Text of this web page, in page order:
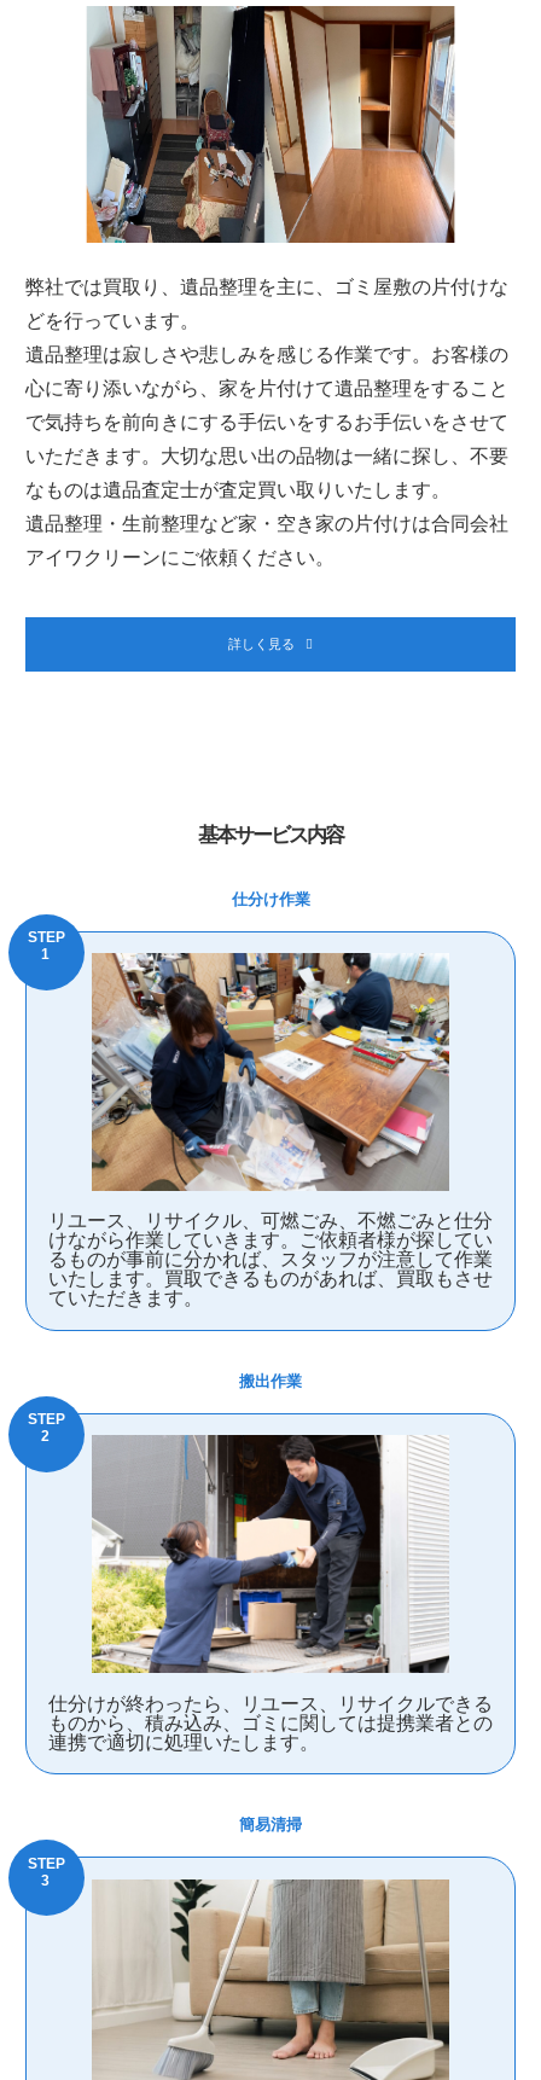
弊社では買取り、遺品整理を主に、ゴミ屋敷の片付けな
どを行っています。
遺品整理は寂しさや悲しみを感じる作業です。お客様の
心に寄り添いながら、家を片付けて遺品整理をすること
で気持ちを前向きにする手伝いをするお手伝いをさせて
いただきます。大切な思い出の品物は一緒に探し、不要
なものは遺品査定士が査定買い取りいたします。
遺品整理・生前整理など家・空き家の片付けは合同会社
アイワクリーンにご依頼ください。
詳しく見る
基本サービス内容
仕分け作業
リユース、リサイクル、可燃ごみ、不燃ごみと仕分
けながら作業していきます。ご依頼者様が探してい
るものが事前に分かれば、スタッフが注意して作業
いたします。買取できるものがあれば、買取もさせ
ていただきます。
搬出作業
仕分けが終わったら、リユース、リサイクルできる
ものから、積み込み、ゴミに関しては提携業者との
連携で適切に処理いたします。
簡易清掃